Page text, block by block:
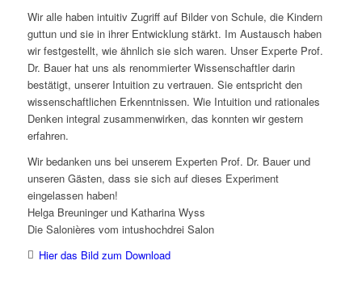
Wir alle haben intuitiv Zugriff auf Bilder von Schule, die Kindern
guttun und sie in ihrer Entwicklung stärkt. Im Austausch haben
wir festgestellt, wie ähnlich sie sich waren. Unser Experte Prof.
Dr. Bauer hat uns als renommierter Wissenschaftler darin
bestätigt, unserer Intuition zu vertrauen. Sie entspricht den
wissenschaftlichen Erkenntnissen. Wie Intuition und rationales
Denken integral zusammenwirken, das konnten wir gestern
erfahren.
Wir bedanken uns bei unserem Experten Prof. Dr. Bauer und
unseren Gästen, dass sie sich auf dieses Experiment
eingelassen haben!
Helga Breuninger und Katharina Wyss
Die Salonières vom intushochdrei Salon
Hier das Bild zum Download